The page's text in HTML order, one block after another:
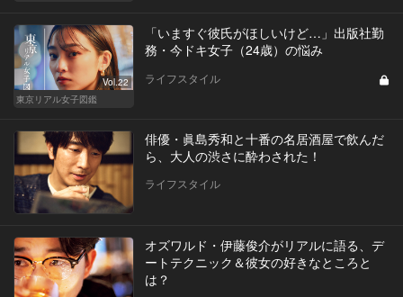
Vol.22
東京リアル女子図鑑
「いますぐ彼氏がほしいけど…」出版社勤
務・今ドキ女子（24歳）の悩み
ライフスタイル
俳優・眞島秀和と十番の名居酒屋で飲んだ
ら、大人の渋さに酔わされた！
ライフスタイル
オズワルド・伊藤俊介がリアルに語る、デ
ートテクニック＆彼女の好きなところと
は？